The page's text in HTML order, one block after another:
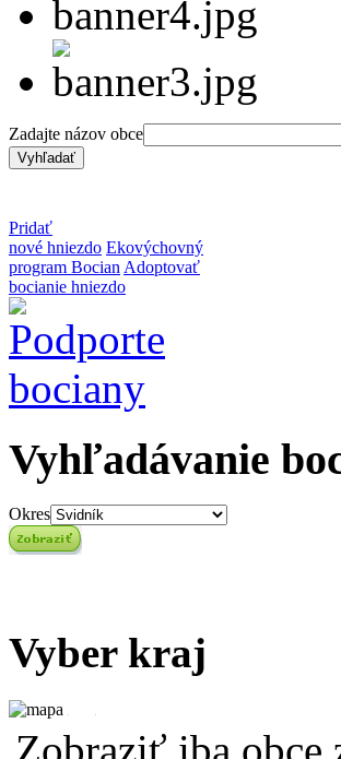
Zadajte názov obce
Pridať
nové hniezdo Ekovýchovný
program Bocian Adoptovať
bocianie hniezdo
Vyhľadávanie
Okres
Vyber kraj
Zobraziť iba obce